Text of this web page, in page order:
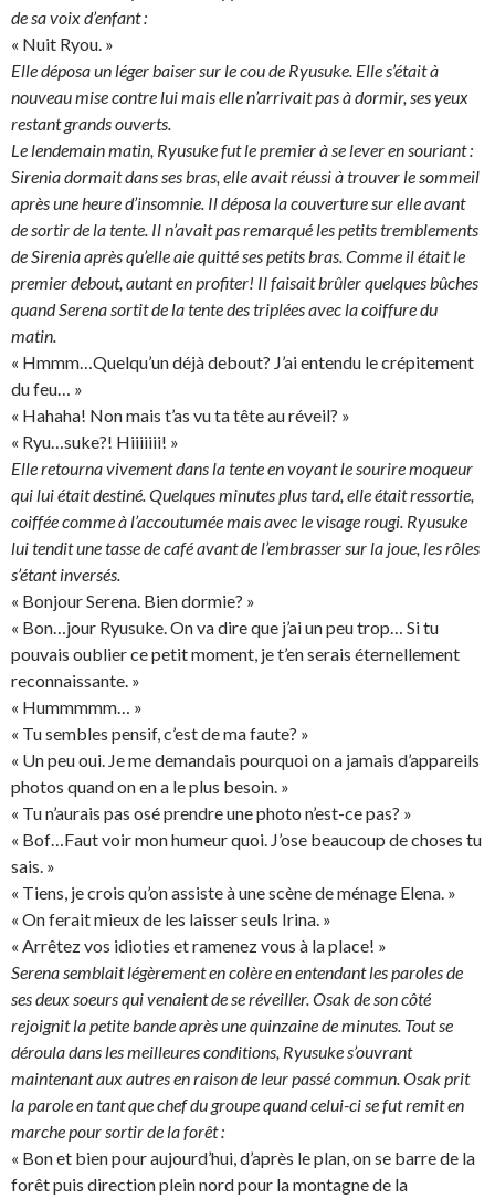
de sa voix d’enfant :
« Nuit Ryou. »
Elle déposa un léger baiser sur le cou de Ryusuke. Elle s’était à
nouveau mise contre lui mais elle n’arrivait pas à dormir, ses yeux
restant grands ouverts.
Le lendemain matin, Ryusuke fut le premier à se lever en souriant :
Sirenia dormait dans ses bras, elle avait réussi à trouver le sommeil
après une heure d’insomnie. Il déposa la couverture sur elle avant
de sortir de la tente. Il n’avait pas remarqué les petits tremblements
de Sirenia après qu’elle aie quitté ses petits bras. Comme il était le
premier debout, autant en profiter! Il faisait brûler quelques bûches
quand Serena sortit de la tente des triplées avec la coiffure du
matin.
« Hmmm…Quelqu’un déjà debout? J’ai entendu le crépitement
du feu… »
« Hahaha! Non mais t’as vu ta tête au réveil? »
« Ryu…suke?! Hiiiiiii! »
Elle retourna vivement dans la tente en voyant le sourire moqueur
qui lui était destiné. Quelques minutes plus tard, elle était ressortie,
coiffée comme à l’accoutumée mais avec le visage rougi. Ryusuke
lui tendit une tasse de café avant de l’embrasser sur la joue, les rôles
s’étant inversés.
« Bonjour Serena. Bien dormie? »
« Bon…jour Ryusuke. On va dire que j’ai un peu trop… Si tu
pouvais oublier ce petit moment, je t’en serais éternellement
reconnaissante. »
« Hummmmm… »
« Tu sembles pensif, c’est de ma faute? »
« Un peu oui. Je me demandais pourquoi on a jamais d’appareils
photos quand on en a le plus besoin. »
« Tu n’aurais pas osé prendre une photo n’est-ce pas? »
« Bof…Faut voir mon humeur quoi. J’ose beaucoup de choses tu
sais. »
« Tiens, je crois qu’on assiste à une scène de ménage Elena. »
« On ferait mieux de les laisser seuls Irina. »
« Arrêtez vos idioties et ramenez vous à la place! »
Serena semblait légèrement en colère en entendant les paroles de
ses deux soeurs qui venaient de se réveiller. Osak de son côté
rejoignit la petite bande après une quinzaine de minutes. Tout se
déroula dans les meilleures conditions, Ryusuke s’ouvrant
maintenant aux autres en raison de leur passé commun. Osak prit
la parole en tant que chef du groupe quand celui-ci se fut remit en
marche pour sortir de la forêt :
« Bon et bien pour aujourd’hui, d’après le plan, on se barre de la
forêt puis direction plein nord pour la montagne de la